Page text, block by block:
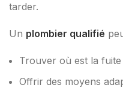
tarder.
Un plombier qualifié
Trouver où est la
Offrir des moyens